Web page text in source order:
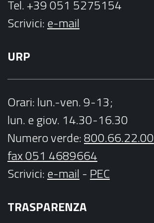
Tel. +39 051 5275154
Scrivici:e-mail
URP
Orari: lun.-ven. 9-13;
lun. e giov. 14.30-16.30
Numero verde:800.66.22.00
fax 051 4689664
Scrivici:e-mail - PEC
TRASPARENZA